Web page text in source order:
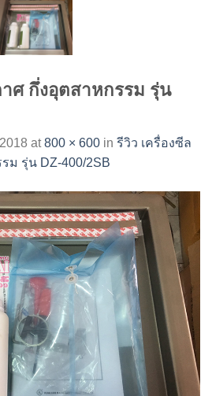
ศ กึ่งอุตสาหกรรม รุ่น
at800 × 600 in รีวิว เครื่องซีล
รุ่น DZ-400/2SB